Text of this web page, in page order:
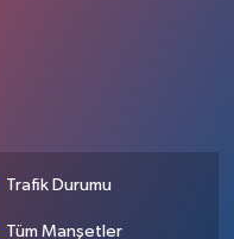
Trafik Durumu
Tüm Manşetler